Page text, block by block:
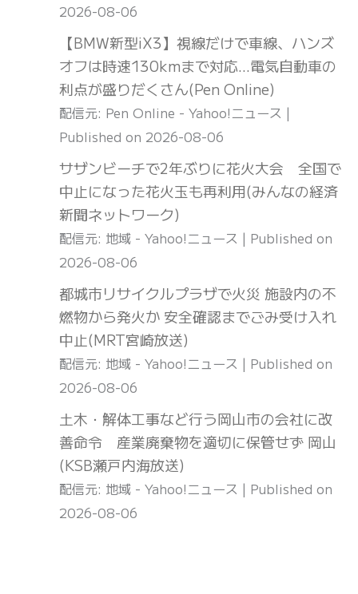
2026-08-06
【BMW新型iX3】視線だけで車線、ハンズ
オフは時速130kmまで対応…電気自動車の
利点が盛りだくさん(Pen Online)
配信元: Pen Online - Yahoo!ニュース
Published on 2026-08-06
サザンビーチで2年ぶりに花火大会 全国で
中止になった花火玉も再利用(みんなの経済
新聞ネットワーク)
配信元: 地域 - Yahoo!ニュース
Published on
2026-08-06
都城市リサイクルプラザで火災 施設内の不
燃物から発火か 安全確認までごみ受け入れ
中止(MRT宮崎放送)
配信元: 地域 - Yahoo!ニュース
Published on
2026-08-06
土木・解体工事など行う岡山市の会社に改
善命令 産業廃棄物を適切に保管せず 岡山
(KSB瀬戸内海放送)
配信元: 地域 - Yahoo!ニュース
Published on
2026-08-06